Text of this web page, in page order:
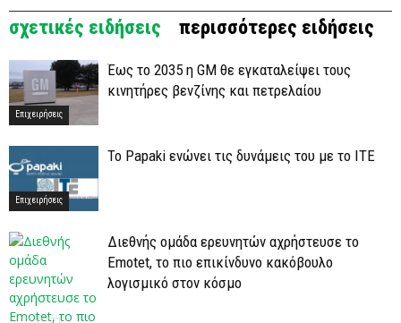
σχετικές ειδήσεις περισσότερες ειδήσεις
Επιχειρήσεις
Έως το 2035 η GM θε εγκαταλείψει τους
κινητήρες βενζίνης και πετρελαίου
Επιχειρήσεις
Το Papaki ενώνει τις δυνάμεις του με το ΙΤΕ
Διεθνής ομάδα ερευνητών αχρήστευσε το
Emotet, το πιο επικίνδυνο κακόβουλο
λογισμικό στον κόσμο